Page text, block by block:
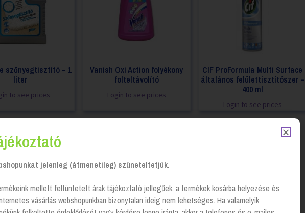
szőnyegtisztító – 1
liter
to see prices
Vanish Oxi Action folyékony
folteltávolító
Login to see prices
CIF ProFormula Multi Surface
általános felülettisztítószer –
400 ml
Login to see prices
jelenleg (átmenetileg) szüneteltetjük.
mellett feltüntetett árak tájékoztató jellegűek, a termékek kosárba helyezése és
vásárlás webshopunkban bizonytalan ideig nem lehetséges. Ha valamelyik